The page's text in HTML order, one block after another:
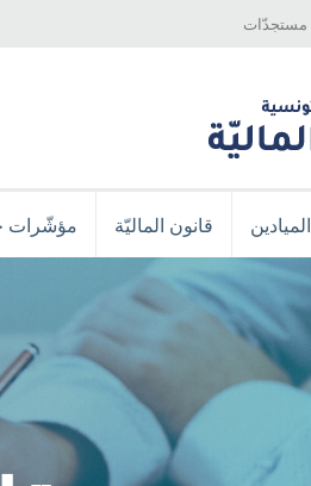
مستجدّات
الميادين قانون الماليّة مؤشّرات